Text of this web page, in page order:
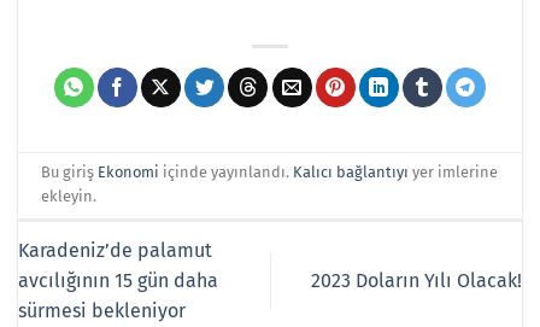
Bu giriş Ekonomi içinde yayınlandı. Kalıcı bağlantıyı yer imlerine
ekleyin.
Karadeniz’de palamut
avcılığının 15 gün daha
sürmesi bekleniyor
2023 Doların Yılı Olacak!